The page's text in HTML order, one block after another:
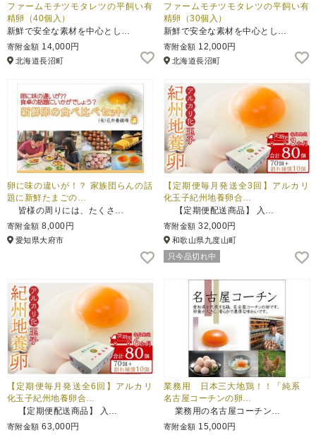
ファームモチツモタレツの平飼い有
精卵（40個入）
新鮮で安全な素材を中心とし…
寄附金額 14,000円
北海道長沼町
ファームモチツモタレツの平飼い有
精卵（30個入）
新鮮で安全な素材を中心とし…
寄附金額 12,000円
北海道長沼町
卵に味の違いが！？ 家族団らんの話
題に新鮮たまごの…
皆様の周りには、たくさ…
寄附金額 8,000円
愛知県大府市
【定期便毎月発送全3回】アルカリ
化玉子紀州地養卵合…
【定期便配送商品】 入…
寄附金額 32,000円
和歌山県九度山町
只今品切れ中
【定期便毎月発送全6回】アルカリ
化玉子紀州地養卵合…
【定期便配送商品】 入…
寄附金額 63,000円
業務用 日本三大地鶏！！「純系
名古屋コーチンの卵…
業務用の名古屋コーチン…
寄附金額 15,000円